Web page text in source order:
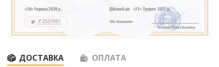
ДОСТАВКА ОПЛАТА